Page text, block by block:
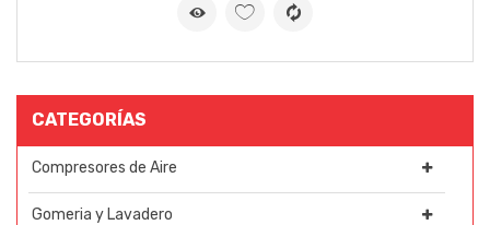
CATEGORÍAS
Compresores de Aire
Gomeria y Lavadero